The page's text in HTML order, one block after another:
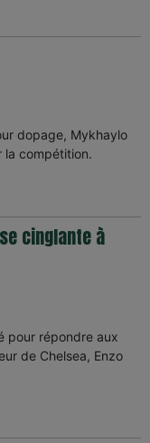
dopage, Mykhaylo
la compétition.
cinglante à
pour répondre aux
de Chelsea, Enzo